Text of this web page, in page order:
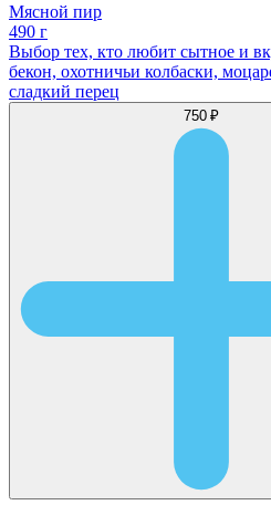
Мясной пир
490 г
Выбор тех, кто любит сытное и
бекон, охотничьи колбаски,
сладкий перец
750 ₽